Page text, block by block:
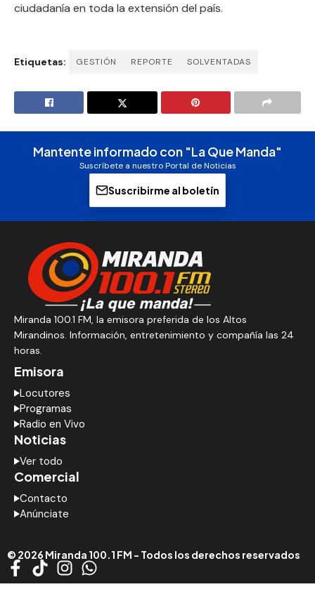
ciudadanía en toda la extensión del país.
Etiquetas: GESTIÓN REPORTE SOLVENTADAS
Mantente informado con "La Que Manda"
Suscríbete a nuestro Portal de Noticias
Suscribirme al boletín
Miranda 100.1 FM, la emisora preferida de los Altos
Mirandinos. Información, entretenimiento y compañía las 24
horas.
Emisora
Locutores
Programas
Radio en Vivo
Noticias
Ver todo
Comercial
Contacto
Anúnciate
© 2026 Miranda 100.1 FM - Todos los derechos reservados